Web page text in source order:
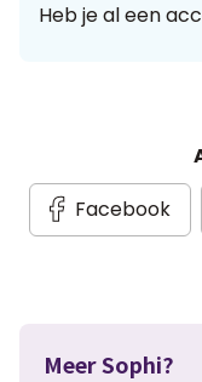
Heb je al een
Facebook
Meer Sophi?